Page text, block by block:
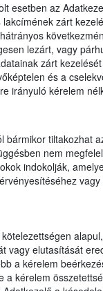
esetben az
zárt
lezárt, vagy
zárt
és a
irányuló kérelem
nem
indokolják,
vagy elutasítását
a kérelem
kérelem